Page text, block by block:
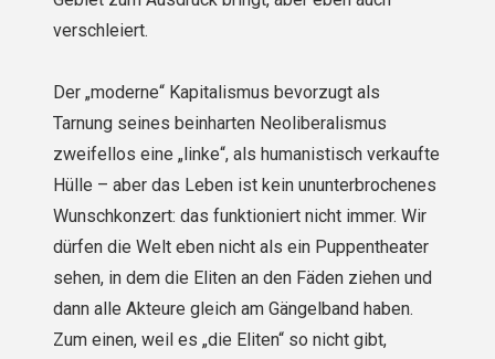
verschleiert.
Der „moderne“ Kapitalismus bevorzugt als
Tarnung seines beinharten Neoliberalismus
zweifellos eine „linke“, als humanistisch verkaufte
Hülle – aber das Leben ist kein ununterbrochenes
Wunschkonzert: das funktioniert nicht immer. Wir
dürfen die Welt eben nicht als ein Puppentheater
sehen, in dem die Eliten an den Fäden ziehen und
dann alle Akteure gleich am Gängelband haben.
Zum einen, weil es „die Eliten“ so nicht gibt,